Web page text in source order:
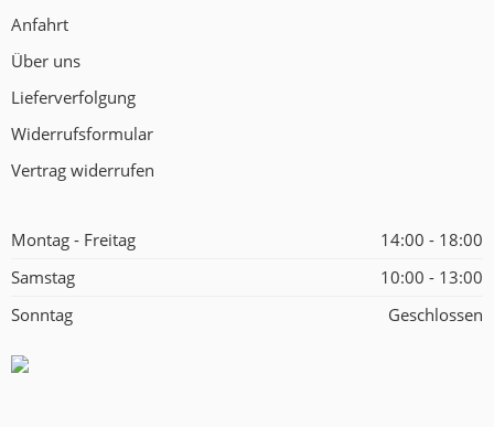
Anfahrt
Über uns
Lieferverfolgung
Widerrufsformular
Vertrag widerrufen
Montag - Freitag
14:00 - 18:00
Samstag
10:00 - 13:00
Sonntag
Geschlossen